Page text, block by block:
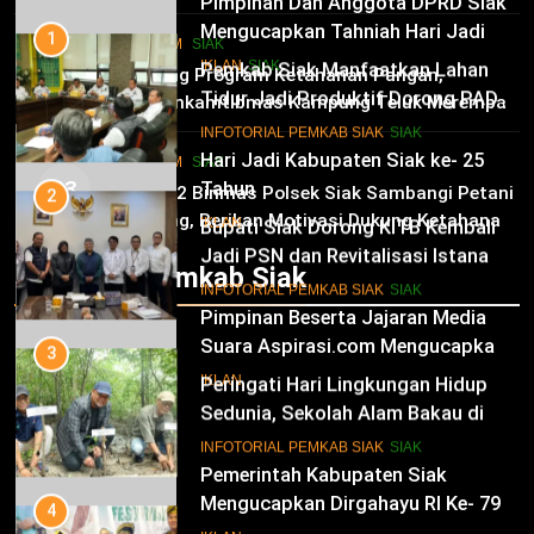
Mengucapkan Tahniah Hari Jadi
Kabupaten Siak Ke-25 Tahun
IKLAN SIAK
11
Hari Jadi Kabupaten Siak ke- 25
Tahun
IKLAN
12
Pimpinan Beserta Jajaran Media
Suara Aspirasi.com Mengucapkan
Selamat HUT RI Ke-79
IKLAN
13
Pemerintah Kabupaten Siak
Mengucapkan Dirgahayu RI Ke- 79
02
HUKRIM SIAK
Dukung Program Ketahanan Pangan,
Bhabinkamtibmas Kampung Teluk Merempan
Tinjau Tanaman Jagung Waga
03
HUKRIM SIAK
Panit 2 Binmas Polsek Siak Sambangi Petani
Jagung, Berikan Motivasi Dukung Ketahanan
Pangan Nasional
Infotorial Pemkab Siak
1
Pemkab Siak Manfaatkan Lahan
Tidur Jadi Produktif Dorong PAD
dan Kesejahteraan Warga
INFOTORIAL PEMKAB SIAK SIAK
2
Bupati Siak Dorong KITB Kembali
Jadi PSN dan Revitalisasi Istana
Kesultanan Siak
INFOTORIAL PEMKAB SIAK SIAK
3
Peringati Hari Lingkungan Hidup
Sedunia, Sekolah Alam Bakau di
Siak Cetak Generasi Penjaga
Pesisir
INFOTORIAL PEMKAB SIAK SIAK
4